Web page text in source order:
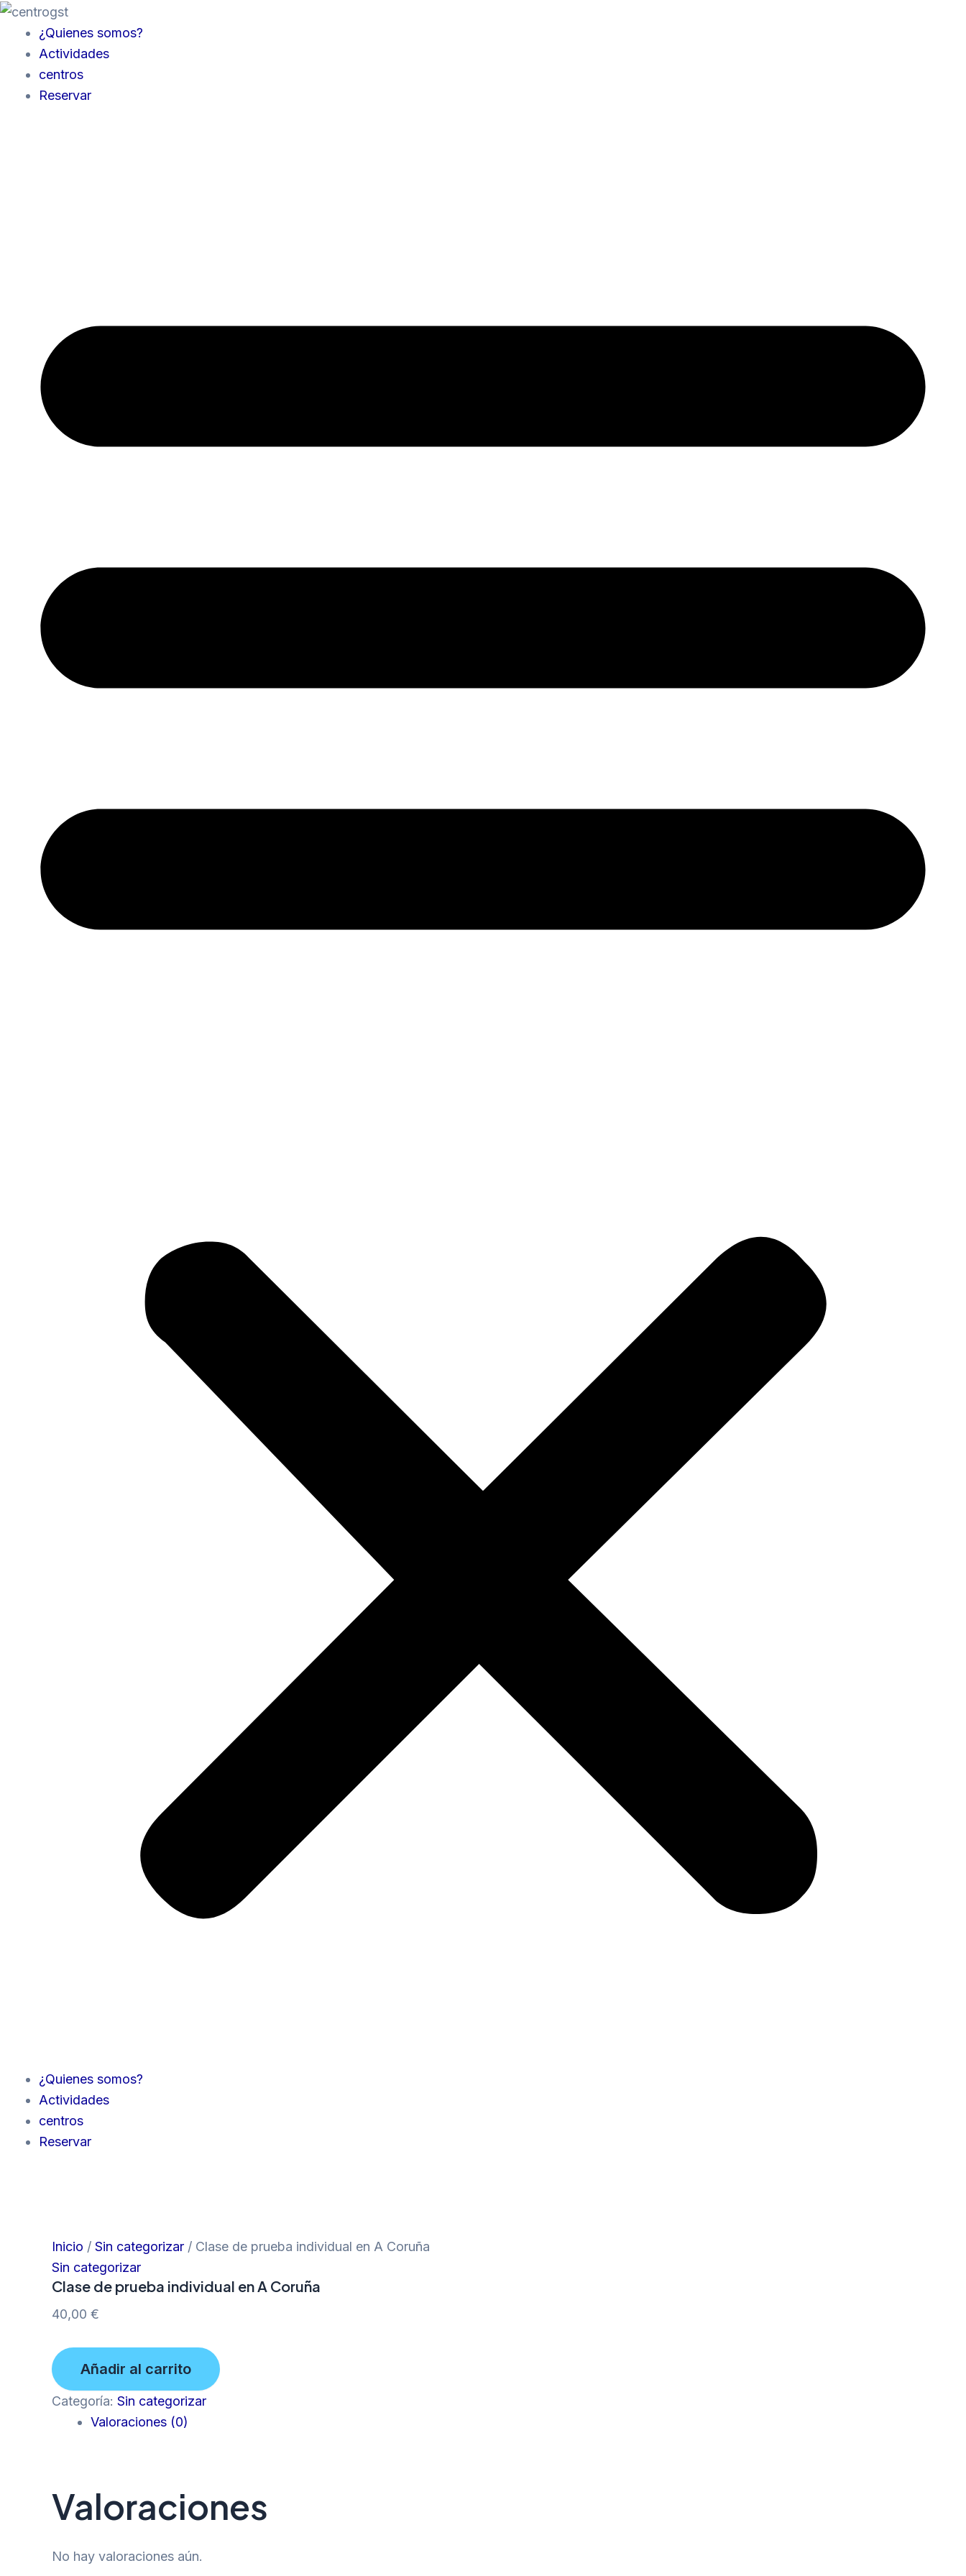
Ir
contenido
¿Quienes somos?
Actividades
centros
Reservar
¿Quienes somos?
Actividades
centros
Reservar
Inicio / Sin categorizar / Clase de prueba individual en A Coruña
Sin categorizar
Clase de prueba individual en A Coruña
40,00 €
Clase
de
prueba
individual
A
Coruña
Añadir al carrito
Categoría: Sin categorizar
Valoraciones (0)
Valoraciones
No hay valoraciones aún.